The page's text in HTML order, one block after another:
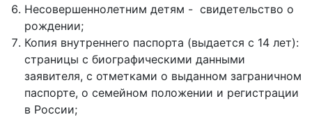
Несовершеннолетним детям - свидетельство о
рождении;
Копия внутреннего паспорта (выдается с 14 лет):
страницы с биографическими данными
заявителя, с отметками о выданном заграничном
паспорте, о семейном положении и регистрации
в России;